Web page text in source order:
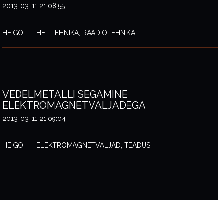
2013-03-11 21:08:55
HEIGO HELITEHNIKA, RAADIOTEHNIKA
VEDELMETALLI SEGAMINE
ELEKTROMAGNETVÄLJADEGA
2013-03-11 21:09:04
HEIGO ELEKTROMAGNETVÄLJAD, TEADUS